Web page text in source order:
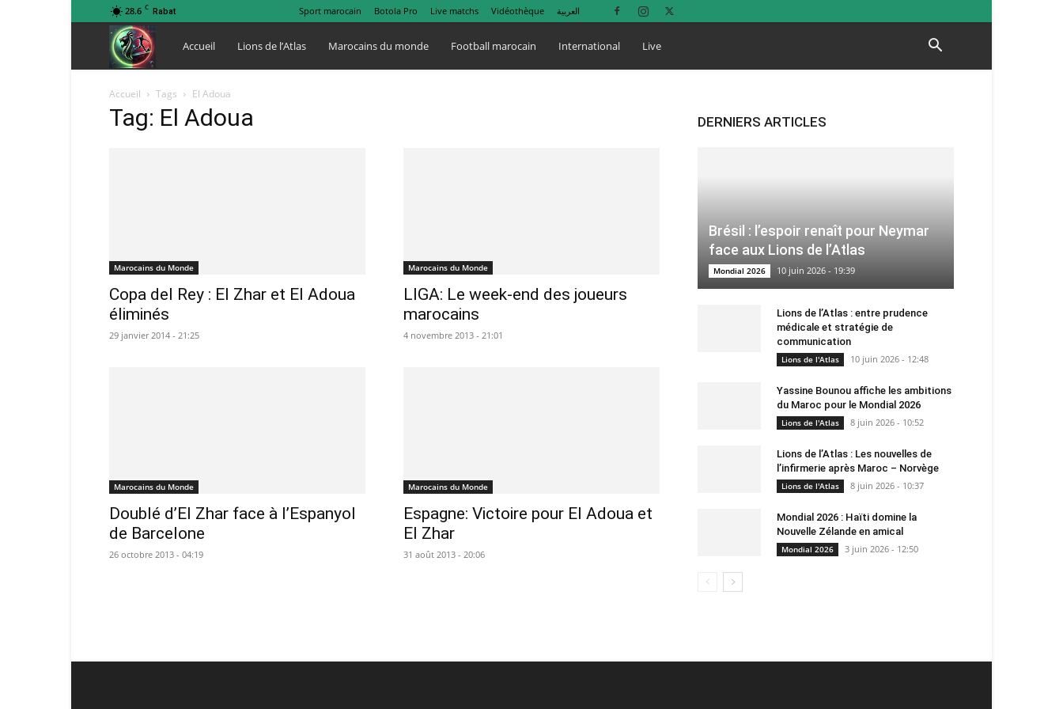
28.6 C Rabat Sport marocain Botola Pro Live matchs Vidéothèque العربية
Lions
de
Accueil Lions de l’Atlas Marocains du monde Football marocain International Live
Accueil Tags El Adoua
Tag: El Adoua
Marocains du Monde
Copa del Rey : El Zhar et El Adoua
éliminés
29 janvier 2014 - 21:25
Marocains du Monde
LIGA: Le week-end des joueurs
marocains
4 novembre 2013 - 21:01
Marocains du Monde
Doublé d’El Zhar face à l’Espanyol
de Barcelone
26 octobre 2013 - 04:19
Marocains du Monde
Espagne: Victoire pour El Adoua et
El Zhar
31 août 2013 - 20:06
DERNIERS ARTICLES
Brésil : l’espoir renaît pour Neymar
face aux Lions de l’Atlas
Mondial 2026 10 juin 2026 - 19:39
Lions de l’Atlas : entre prudence
médicale et stratégie de
communication
Lions de l'Atlas 10 juin 2026 - 12:48
Yassine Bounou affiche les ambitions
du Maroc pour le Mondial 2026
Lions de l'Atlas 8 juin 2026 - 10:52
Lions de l’Atlas : Les nouvelles de
l’infirmerie après Maroc – Norvège
Lions de l'Atlas 8 juin 2026 - 10:37
Mondial 2026 : Haïti domine la
Nouvelle Zélande en amical
Mondial 2026 3 juin 2026 - 12:50